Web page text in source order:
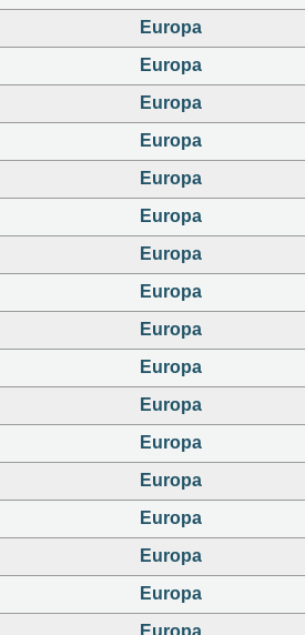
Europa
Europa
Europa
Europa
Europa
Europa
Europa
Europa
Europa
Europa
Europa
Europa
Europa
Europa
Europa
Europa
Europa